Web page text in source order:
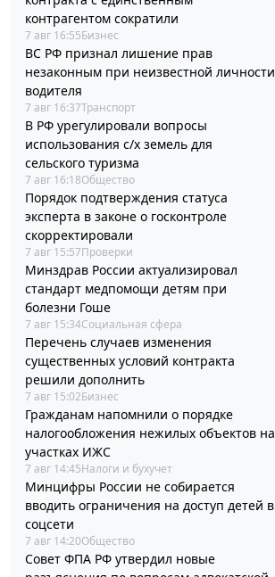
контрагентом сократили
7 авг 16:55Бизнес
ВС РФ признал лишение прав
незаконным при неизвестной личности
водителя
7 авг 16:37Транспорт
В РФ урегулировали вопросы
использования с/х земель для
сельского туризма
7 авг 16:18Общество
Порядок подтверждения статуса
эксперта в законе о госконтроле
скорректировали
7 авг 15:57Проверки
Минздрав России актуализировал
стандарт медпомощи детям при
болезни Гоше
7 авг 15:34Социальная сфера
Перечень случаев изменения
существенных условий контракта
решили дополнить
7 авг 15:02Бизнес
Гражданам напомнили о порядке
налогообложения нежилых объектов на
участках ИЖС
7 авг 14:45Налоги и бухучет
Минцифры России не собирается
вводить ограничения на доступ детей в
соцсети
7 авг 14:20Общество
Совет ФПА РФ утвердил новые